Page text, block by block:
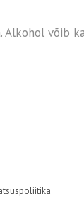
Alkohol võib